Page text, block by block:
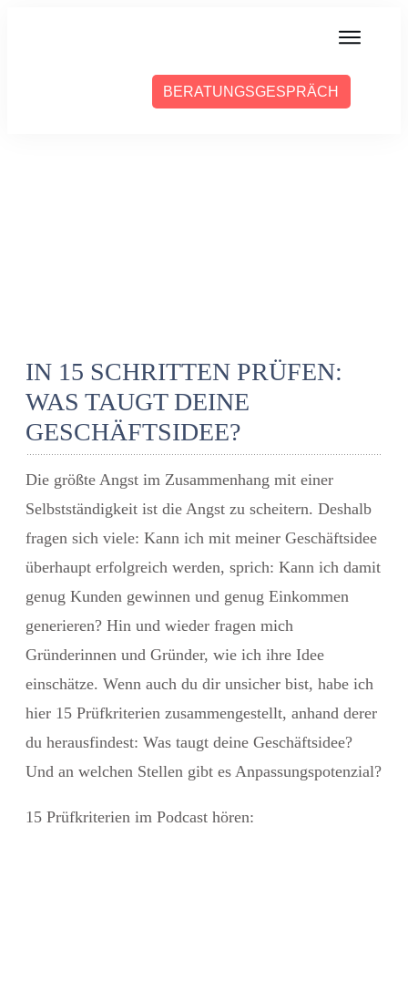
BERATUNGSGESPRÄCH
IN 15 SCHRITTEN PRÜFEN:
WAS TAUGT DEINE
GESCHÄFTSIDEE?
Die größte Angst im Zusammenhang mit einer
Selbstständigkeit ist die Angst zu scheitern. Deshalb
fragen sich viele: Kann ich mit meiner Geschäftsidee
überhaupt erfolgreich werden, sprich: Kann ich damit
genug Kunden gewinnen und genug Einkommen
generieren? Hin und wieder fragen mich
Gründerinnen und Gründer, wie ich ihre Idee
einschätze. Wenn auch du dir unsicher bist, habe ich
hier 15 Prüfkriterien zusammengestellt, anhand derer
du herausfindest: Was taugt deine Geschäftsidee?
Und an welchen Stellen gibt es Anpassungspotenzial?
15 Prüfkriterien im Podcast hören: